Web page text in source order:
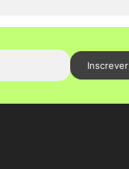
Inscrever